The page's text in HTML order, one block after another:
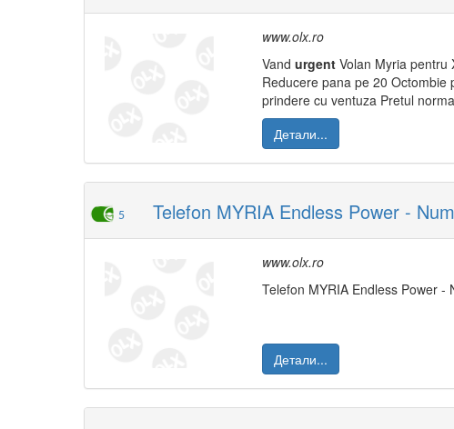
www.olx.ro
Vand urgent Volan Myria pentru
Reducere pana pe 20
prindere cu ventuza Pretul
Детали...
5 Telefon MYRIA Endless Power -
www.olx.ro
Telefon MYRIA Endless Power
Детали...